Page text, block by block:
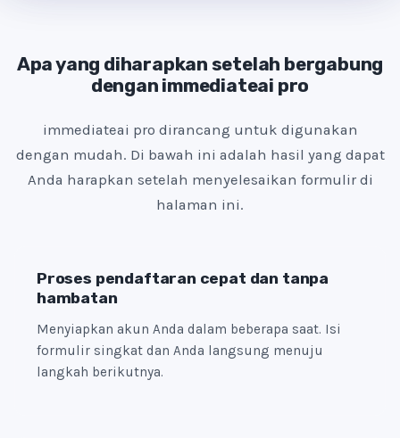
e
Apa yang diharapkan setelah bergabung
dengan immediateai pro
immediateai pro dirancang untuk digunakan
dengan mudah. Di bawah ini adalah hasil yang dapat
Anda harapkan setelah menyelesaikan formulir di
halaman ini.
Proses pendaftaran cepat dan tanpa
hambatan
Menyiapkan akun Anda dalam beberapa saat. Isi
formulir singkat dan Anda langsung menuju
langkah berikutnya.